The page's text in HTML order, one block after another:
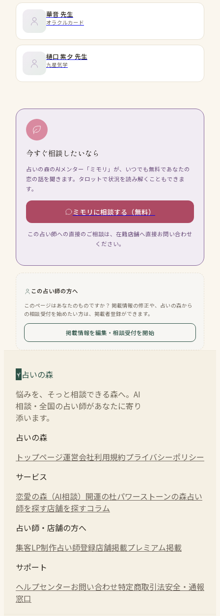
華音 先生
オラクルカード
樋口 紫夕 先生
九星気学
今すぐ相談したいなら
占いの森のAIメンター「ミモリ」が、いつでも無料であなたの
恋の話を聞きます。タロットで状況を読み解くこともできま
す。
ミモリに相談する（無料）
この占い師への直接のご相談は、在籍店舗へ直接お問い合わせ
ください。
この占い師の方へ
このページはあなたのものですか？ 掲載情報の修正や、占いの森から
の相談受付を始めたい方は、掲載者登録ができます。
掲載情報を編集・相談受付を開始
占いの森
悩みを、そっと相談できる森へ。AI
相談・全国の占い師があなたに寄り
添います。
占いの森
トップページ運営会社利用規約プライバシーポリシー
サービス
恋愛の森（AI相談） 開運の杜パワーストーンの森占い
師を探す店舗を探すコラム
占い師・店舗の方へ
集客LP制作占い師登録店舗掲載プレミアム掲載
サポート
ヘルプセンターお問い合わせ特定商取引法安全・通報
窓口